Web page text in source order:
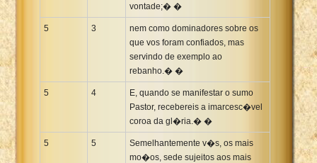
vontade;� �
5 3
nem como dominadores sobre os
que vos foram confiados, mas
servindo de exemplo ao
rebanho.� �
5 4
E, quando se manifestar o sumo
Pastor, recebereis a imarcesc�vel
coroa da gl�ria.� �
5 5
Semelhantemente v�s, os mais
mo�os, sede sujeitos aos mais